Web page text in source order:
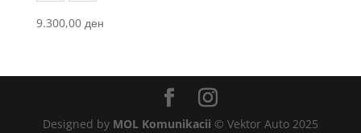
9.300,00 ден
Designed by MOL Komunikacii © Vektor Auto 2025